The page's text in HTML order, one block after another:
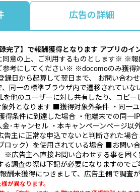
広告の詳細
完了】で報酬獲得となります アプリのイ
同意の上、ご利用するものとします※ ※
参考にしてください※ ※docomoのみ獲
日から起算して翌日まで、 お問い合わ
同一の標準ブラウザ内で遷移されてい
を他のユーザーに対し共有したり、コピ
象外となります ■獲得対象外条件 ・同一
得条件に到達した場合 ・他端末での同
金･キャンセル ・本キャンペーンページ
告主に正常な申込でないと判断された場
ロック）を使用されている場合 ■お問い
※広告主へ直接お問い合わせする事を固
る調査の際は下記が必要になりますので
酬未獲得につきまして、広告主側で調査
が異なります。